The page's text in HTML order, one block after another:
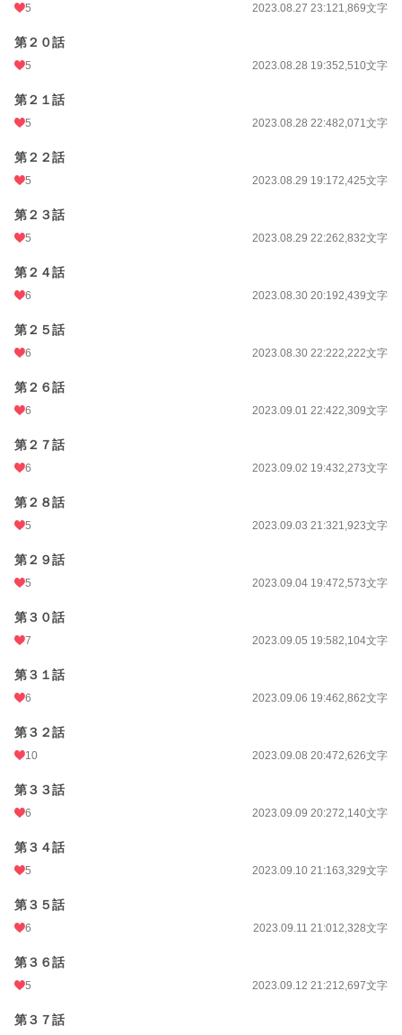
5 2023.08.27 23:121,869文字
第２０話
5 2023.08.28 19:352,510文字
第２１話
5 2023.08.28 22:482,071文字
第２２話
5 2023.08.29 19:172,425文字
第２３話
5 2023.08.29 22:262,832文字
第２４話
6 2023.08.30 20:192,439文字
第２５話
6 2023.08.30 22:222,222文字
第２６話
6 2023.09.01 22:422,309文字
第２７話
6 2023.09.02 19:432,273文字
第２８話
5 2023.09.03 21:321,923文字
第２９話
5 2023.09.04 19:472,573文字
第３０話
7 2023.09.05 19:582,104文字
第３１話
6 2023.09.06 19:462,862文字
第３２話
10 2023.09.08 20:472,626文字
第３３話
6 2023.09.09 20:272,140文字
第３４話
5 2023.09.10 21:163,329文字
第３５話
6 2023.09.11 21:012,328文字
第３６話
5 2023.09.12 21:212,697文字
第３７話